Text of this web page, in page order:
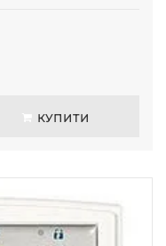
КУПИТИ